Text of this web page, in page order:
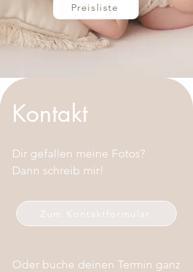
Preisliste
Kontakt
Dir gefallen meine Fotos?
Dann schreib mir!
Zum Kontaktformular
Oder buche deinen Termin ganz